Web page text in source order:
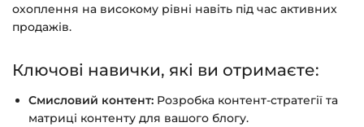
охоплення на високому рівні навіть під час активних
продажів.
Ключові навички, які ви отримаєте:
Смисловий контент: Розробка контент-стратегії та
матриці контенту для вашого блогу.